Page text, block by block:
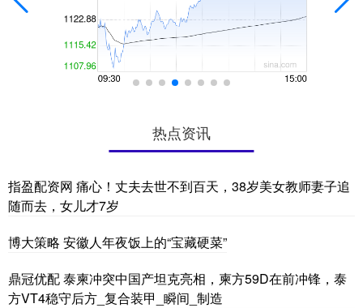
热点资讯
指盈配资网 痛心！丈夫去世不到百天，38岁美女教师妻子追
随而去，女儿才7岁
博大策略 安徽人年夜饭上的“宝藏硬菜”
鼎冠优配 泰柬冲突中国产坦克亮相，柬方59D在前冲锋，泰
方VT4稳守后方_复合装甲_瞬间_制造